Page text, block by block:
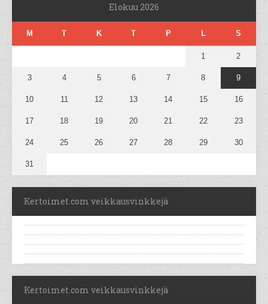
Elokuu 2026
M T K T P L S
1 2
3 4 5 6 7 8 9
10 11 12 13 14 15 16
17 18 19 20 21 22 23
24 25 26 27 28 29 30
31
Kertoimet.com veikkausvinkkejä
Kertoimet.com veikkausvinkkejä